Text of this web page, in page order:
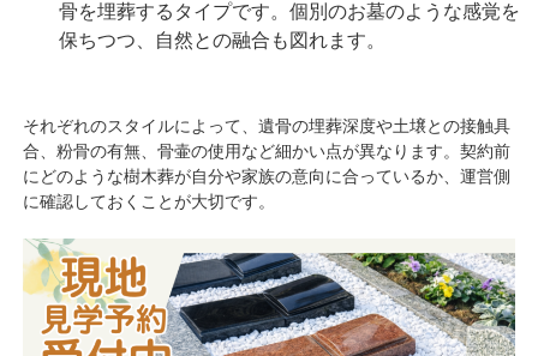
骨を埋葬するタイプです。個別のお墓のような感覚を
保ちつつ、自然との融合も図れます。
それぞれのスタイルによって、遺骨の埋葬深度や土壌との接触具
合、粉骨の有無、骨壷の使用など細かい点が異なります。契約前
にどのような樹木葬が自分や家族の意向に合っているか、運営側
に確認しておくことが大切です。